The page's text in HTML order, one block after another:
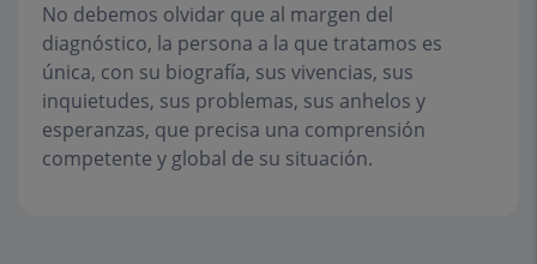
No debemos olvidar que al margen del
diagnóstico, la persona a la que tratamos es
única, con su biografía, sus vivencias, sus
inquietudes, sus problemas, sus anhelos y
esperanzas, que precisa una comprensión
competente y global de su situación.